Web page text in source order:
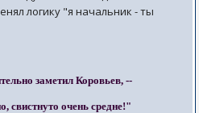
логику "я начальник - ты
заметил Коровьев, --
свистнуто очень средне!"